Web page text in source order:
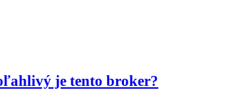
je tento broker?